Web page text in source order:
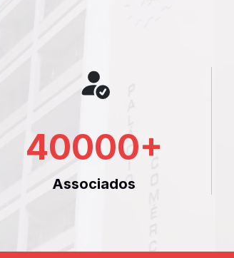
40000+
Associados